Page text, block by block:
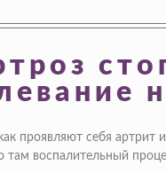
проявляют себя артрит
там воспалительный